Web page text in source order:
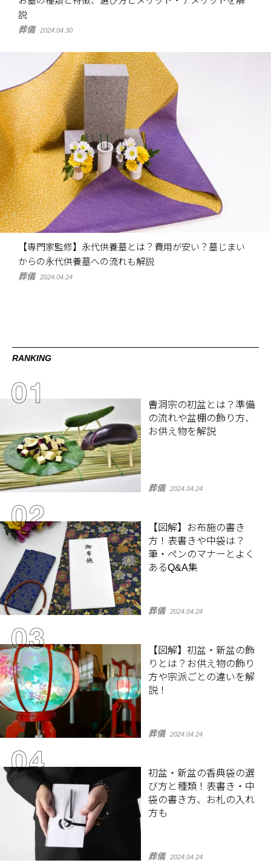
説
葬儀 2024.04.30
【専門家監修】永代供養墓とは？費用が安い？墓じまい
からの永代供養墓への流れも解説
葬儀 2024.04.24
RANKING
曹洞宗の初盆とは？準備
の流れや盆棚の飾り方、
お供え物を解説
葬儀 2024.04.24
【図解】お布施の書き
方！表書きや中袋は？
筆・ペンのマナーとよく
あるQ&A集
葬儀 2024.04.24
【図解】初盆・新盆の飾
りとは？お供え物の飾り
方や宗派ごとの違いを解
説！
葬儀 2024.04.24
初盆・新盆の香典袋の選
び方と種類！表書き・中
袋の書き方、お札の入れ
方も
葬儀 2024.04.24